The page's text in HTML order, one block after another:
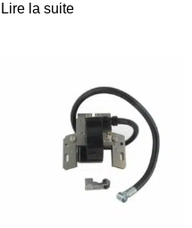
Lire la suite